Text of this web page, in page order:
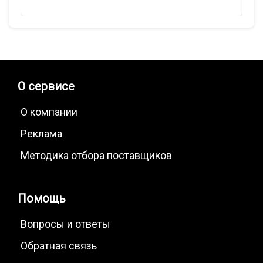
Поверхностная закалка
Химико-термическая обработка металлов
Гальваническое покрытие цинком
Химическое фосфатирование
О сервисе
О компании
Реклама
Методика отбора поставщиков
Помощь
Вопросы и ответы
Обратная связь